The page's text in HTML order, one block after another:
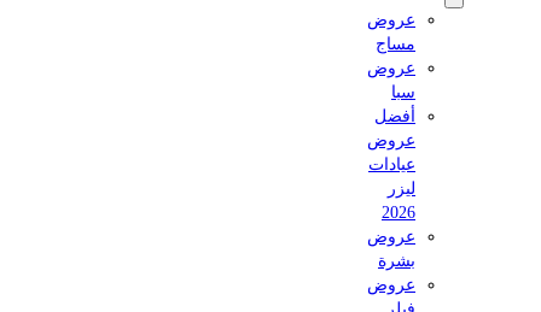
عروض
عروض
أفضل
عروض
عروض